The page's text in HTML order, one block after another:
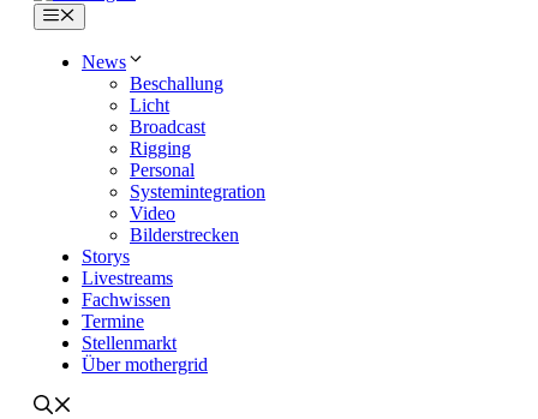
Menü
News
Beschallung
Licht
Broadcast
Rigging
Personal
Systemintegration
Video
Bilderstrecken
Storys
Livestreams
Fachwissen
Termine
Stellenmarkt
Über mothergrid